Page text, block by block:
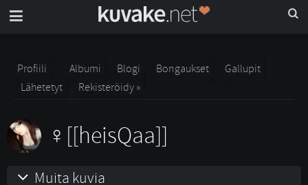
Profiili Albumi Blogi Bongaukset
Gallupit
Lähetetyt
Rekisteröidy »
[[heisQaa]]
Muita kuvia